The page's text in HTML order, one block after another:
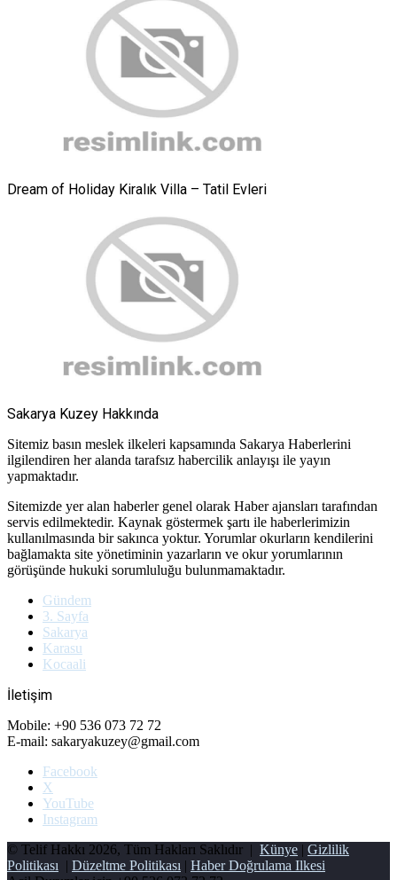
Dream of Holiday Kiralık Villa – Tatil Evleri
Sakarya Kuzey Hakkında
Sitemiz basın meslek ilkeleri kapsamında Sakarya Haberlerini
ilgilendiren her alanda tarafsız habercilik anlayışı ile yayın
yapmaktadır.
Sitemizde yer alan haberler genel olarak Haber ajansları tarafından
servis edilmektedir. Kaynak göstermek şartı ile haberlerimizin
kullanılmasında bir sakınca yoktur. Yorumlar okurların kendilerini
bağlamakta site yönetiminin yazarların ve okur yorumlarının
görüşünde hukuki sorumluluğu bulunmamaktadır.
Gündem
3. Sayfa
Sakarya
Karasu
Kocaali
İletişim
Mobile: +90 536 073 72 72
E-mail: sakaryakuzey@gmail.com
Facebook
X
YouTube
Instagram
© Telif Hakkı 2026, Tüm Hakları Saklıdır | Künye | Gizlilik
Politikası | Düzeltme Politikası | Haber Doğrulama Ilkesi